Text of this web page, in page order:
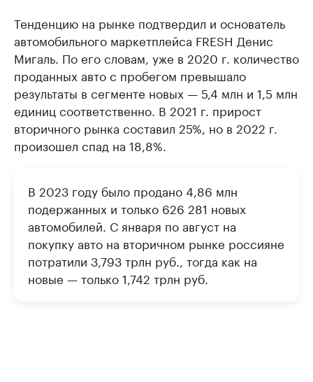
Тенденцию на рынке подтвердил и основатель
автомобильного маркетплейса FRESH Денис
Мигаль. По его словам, уже в 2020 г. количество
проданных авто с пробегом превышало
результаты в сегменте новых — 5,4 млн и 1,5 млн
единиц соответственно. В 2021 г. прирост
вторичного рынка составил 25%, но в 2022 г.
произошел спад на 18,8%.
В 2023 году было продано 4,86 млн
подержанных и только 626 281 новых
автомобилей. С января по август на
покупку авто на вторичном рынке россияне
потратили 3,793 трлн руб., тогда как на
новые — только 1,742 трлн руб.